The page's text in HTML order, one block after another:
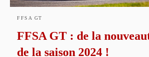
FFSA GT
FFSA GT : de la
de la saison 2024 !